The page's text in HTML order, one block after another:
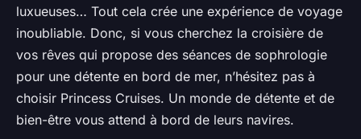
luxueuses… Tout cela crée une expérience de voyage
inoubliable. Donc, si vous cherchez la croisière de
vos rêves qui propose des séances de sophrologie
pour une détente en bord de mer, n’hésitez pas à
choisir Princess Cruises. Un monde de détente et de
bien-être vous attend à bord de leurs navires.